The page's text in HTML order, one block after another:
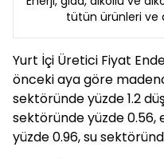
tütün ürünleri ve
Yurt İçi Üretici Fiyat
önceki aya göre
sektöründe yüzde 1.2
sektöründe yüzde
yüzde 0.96, su